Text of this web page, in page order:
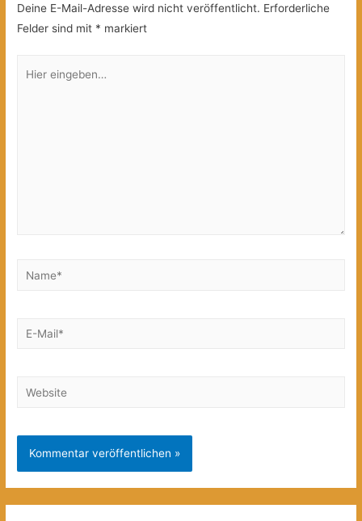
Deine E-Mail-Adresse wird nicht veröffentlicht. Erforderliche
Felder sind mit * markiert
eingeben…
Name*
E-
Website